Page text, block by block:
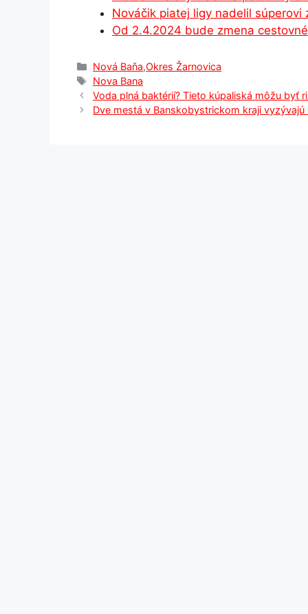
k er
Nováčik piatej ligy nadelil súperovi
Od 2.4.2024 bude zmena
Kategórie
Nová Baňa,Okres Žarnovica
Značky
Nova Bana
Voda plná baktérií? Tieto kúpaliská môžu byť
Dve mestá v Banskobystrickom kraji